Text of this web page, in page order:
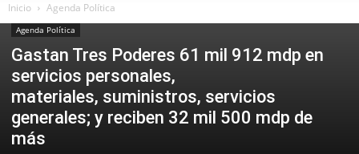
Oaxaca
Inicio Agenda Política
Agenda Política
Gastan Tres Poderes 61 mil 912 mdp en
servicios personales,
materiales, suministros, servicios
generales; y reciben 32 mil 500 mdp de
más